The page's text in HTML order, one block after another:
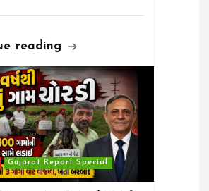
reading
Gujarat Report Special